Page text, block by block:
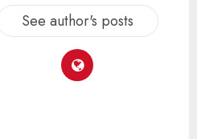
See author's posts